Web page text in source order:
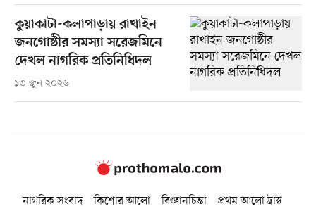
কুয়াকাটা-কলাপাড়ায় রাখাইন
জনগোষ্ঠীর সমস্যা সরেজমিনে
দেখল নাগরিক প্রতিনিধিদল
১৩ জুন ২০২৬
নাগরিক সংবাদ কিশোর আলো বিজ্ঞানচিন্তা
প্রথম আলো ট্রাস্ট